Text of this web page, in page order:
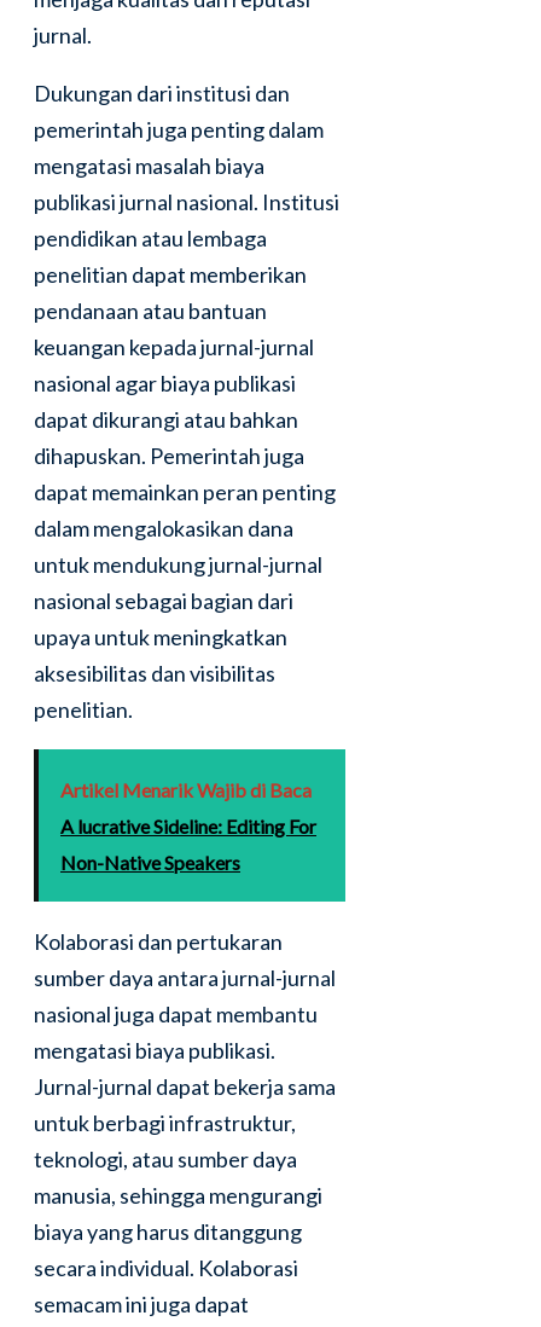
jurnal.
Dukungan dari institusi dan
pemerintah juga penting dalam
mengatasi masalah biaya
publikasi jurnal nasional. Institusi
pendidikan atau lembaga
penelitian dapat memberikan
pendanaan atau bantuan
keuangan kepada jurnal-jurnal
nasional agar biaya publikasi
dapat dikurangi atau bahkan
dihapuskan. Pemerintah juga
dapat memainkan peran penting
dalam mengalokasikan dana
untuk mendukung jurnal-jurnal
nasional sebagai bagian dari
upaya untuk meningkatkan
aksesibilitas dan visibilitas
penelitian.
Artikel Menarik Wajib di Baca
A lucrative Sideline: Editing For
Non-Native Speakers
Kolaborasi dan pertukaran
sumber daya antara jurnal-jurnal
nasional juga dapat membantu
mengatasi biaya publikasi.
Jurnal-jurnal dapat bekerja sama
untuk berbagi infrastruktur,
teknologi, atau sumber daya
manusia, sehingga mengurangi
biaya yang harus ditanggung
secara individual. Kolaborasi
semacam ini juga dapat